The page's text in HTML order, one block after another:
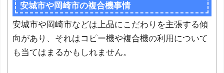
安城市や岡崎市の複合機事情
安城市や岡崎市などは上品にこだわりを主張する傾
向があり、それはコピー機や複合機の利用について
も当てはまるかもしれません。